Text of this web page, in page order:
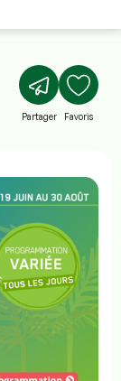
Partager Favoris